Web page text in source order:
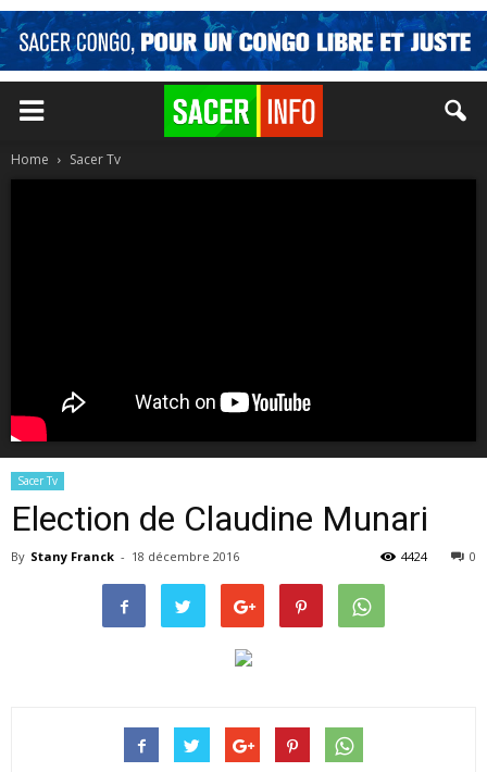
Home Sacer Tv
Sacer Tv
Election de Claudine Munari
By Stany Franck - 18 décembre 2016 0
4424